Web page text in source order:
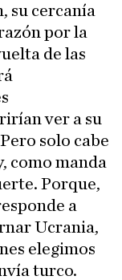
su cercanía
por la
de las
ver a su
solo cabe
como manda
Porque,
a
Ucrania,
elegimos
turco.